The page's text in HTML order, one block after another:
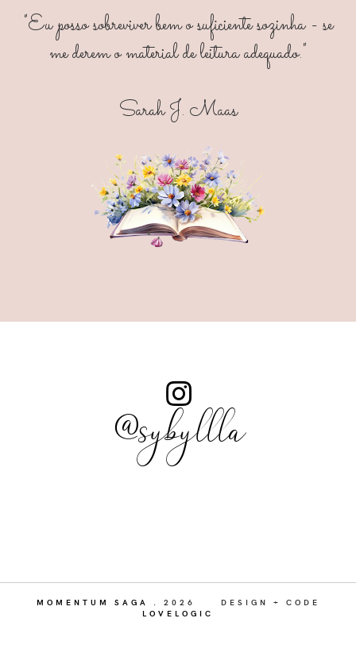
"Eu posso sobreviver bem o suficiente sozinha - se
me derem o material de leitura adequado."
Sarah J. Maas
@sybyllla
MOMENTUM SAGA 2026
DESIGN + CODE
LOVELOGIC